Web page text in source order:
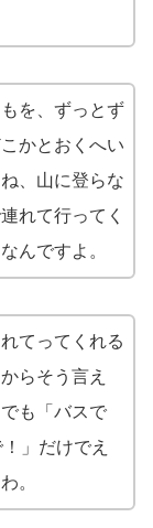
を、ずっとず
かとおくへい
、山に登らな
れて行ってく
んですよ。
てってくれる
らそう言え
も「バスで
」だけでえ
。